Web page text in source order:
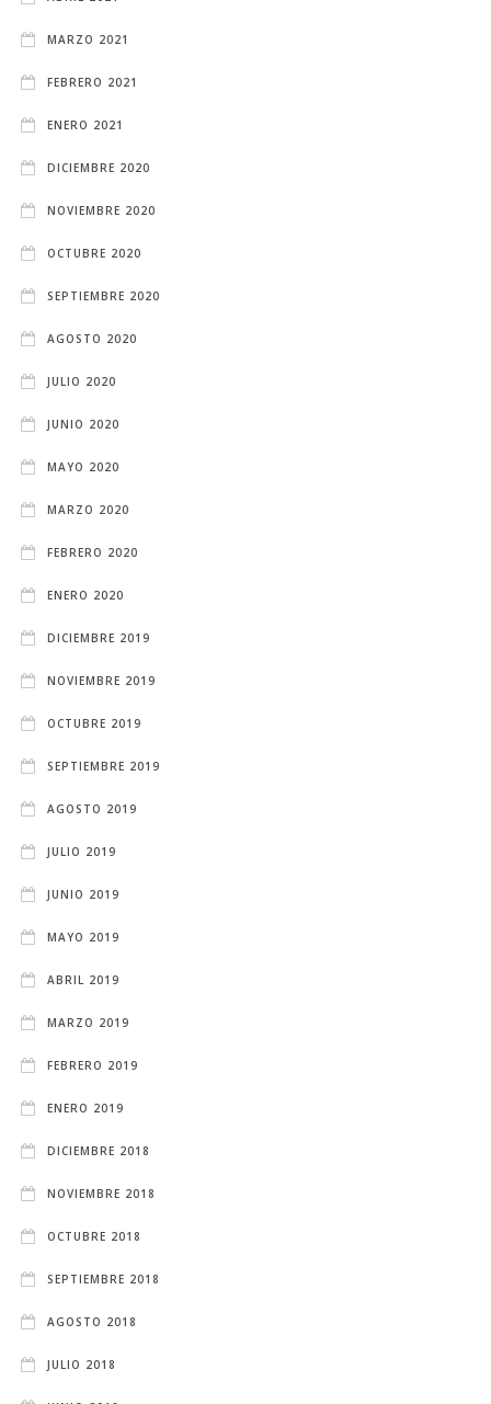
MARZO 2021
FEBRERO 2021
ENERO 2021
DICIEMBRE 2020
NOVIEMBRE 2020
OCTUBRE 2020
SEPTIEMBRE 2020
AGOSTO 2020
JULIO 2020
JUNIO 2020
MAYO 2020
MARZO 2020
FEBRERO 2020
ENERO 2020
DICIEMBRE 2019
NOVIEMBRE 2019
OCTUBRE 2019
SEPTIEMBRE 2019
AGOSTO 2019
JULIO 2019
JUNIO 2019
MAYO 2019
ABRIL 2019
MARZO 2019
FEBRERO 2019
ENERO 2019
DICIEMBRE 2018
NOVIEMBRE 2018
OCTUBRE 2018
SEPTIEMBRE 2018
AGOSTO 2018
JULIO 2018